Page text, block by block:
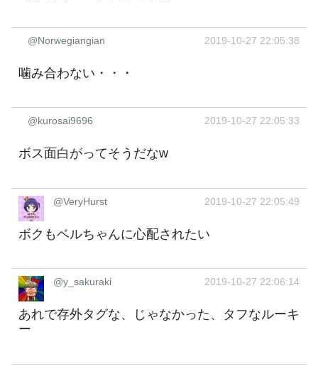
@Norwegiangian 2019-10-27 22:05:38
噛み合わない・・・ ‍
@kurosai9696 2019-10-27 22:05:33
ボス面白がってそうだなw
@VeryHurst 2019-10-27 22:05:49
ボクもベルちゃんに心配されたい
@y_sakuraki 2019-10-27 22:06:14
あれで存外タグな、じゃなかった、タフなルーキ
ー